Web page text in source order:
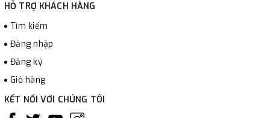
HỖ TRỢ KHÁCH HÀNG
Tìm kiếm
Đăng nhập
Đăng ký
Giỏ hàng
KẾT NỐI VỚI CHÚNG TÔI